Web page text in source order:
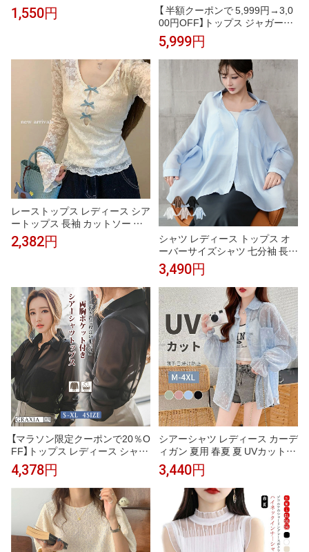
ースインナー ハイネック レイヤ
ード シースルー 長袖トップス
い 春 夏 春夏トップス 上品 細見
え 着回し 韓国風 エレガント デ
イリー 軽量
1,550円
【 半額クーポンで 5,999円→3,0
00円OFF】トップス ジャガード
レース タートルネック レディー
ス レイヤード メッシュ 透け シ
アートップス 総柄 立体 重ね着
リブ バルーンスリーブ 長袖 大
きいサイズ 体型カバー 40代 代
きれいめ 上品 黒 ブラック 春 夏
5,999円
レーストップス レディース シア
ートップス 長袖 カットソー 花
柄レース リボンデザイン Uネッ
ク フレアスリーブ スリムフィッ
しゃれ 春 秋 冬 デート 通勤 お出
かけ 着回し ショート丈 ストレ
ッチ S M L XL
2,382円
シャツ レディース トップス オ
ーバーサイズシャツ 七分袖 長袖
ドルマンスリーブ ゆったりシル
エット 襟付き 体型カバー ママ
シアー素材 透け感 ポケット付き
涼しい 胸ポケット リラックス
きちんと感 女の子 きれいめ dsr
b4558
3,490円
【マラソン限定クーポンで20％O
FF】トップス レディース シャツ
長袖 両胸ポケット シアー セク
シー graxia グラシア ぐらしあ
4,378円
シアーシャツ レディース カーデ
ィガン 夏用 春夏 夏 UVカットシ
ャツ シアー 長袖 透け感 シャツ
UV UVカット 日焼け止め 透けシ
ャツ サマー トップス 冷房対策
カジュアル 冷房対策 薄手 ゆっ
たり 大きいサイズ 冷感 涼しい 3
0代 40代 50代
3,440円